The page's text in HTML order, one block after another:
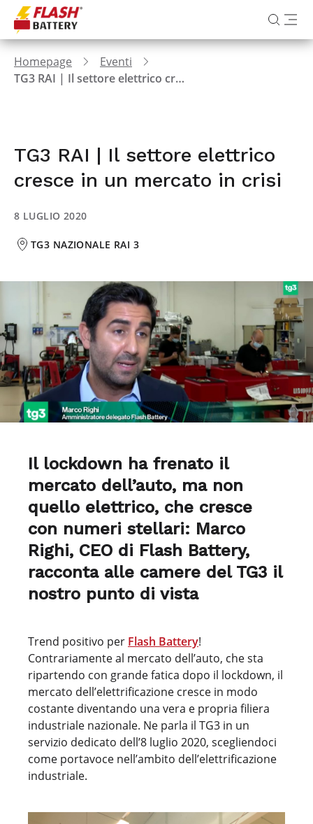
Homepage
Eventi
TG3 RAI | Il settore elettrico cresce in un mercato in crisi
TG3 RAI | Il settore elettrico
cresce in un mercato in crisi
8 LUGLIO 2020
TG3 NAZIONALE RAI 3
Il lockdown ha frenato il
mercato dell’auto, ma non
quello elettrico, che cresce
con numeri stellari: Marco
Righi, CEO di Flash Battery,
racconta alle camere del TG3 il
nostro punto di vista
Trend positivo per Flash Battery!
Contrariamente al mercato dell’auto, che sta
ripartendo con grande fatica dopo il lockdown, il
mercato dell’elettrificazione cresce in modo
costante diventando una vera e propria filiera
industriale nazionale. Ne parla il TG3 in un
servizio dedicato dell’8 luglio 2020, scegliendoci
come portavoce nell’ambito dell’elettrificazione
industriale.